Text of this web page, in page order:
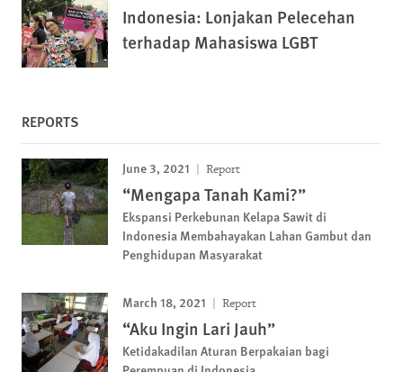
Indonesia: Lonjakan Pelecehan
terhadap Mahasiswa LGBT
REPORTS
June 3, 2021 Report
“Mengapa Tanah Kami?”
Ekspansi Perkebunan Kelapa Sawit di
Indonesia Membahayakan Lahan Gambut dan
Penghidupan Masyarakat
March 18, 2021 Report
“Aku Ingin Lari Jauh”
Ketidakadilan Aturan Berpakaian bagi